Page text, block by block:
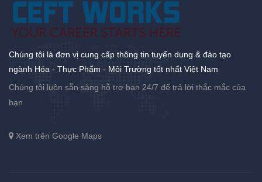
Chúng tôi là đơn vị cung cấp thông tin tuyển dụng & đào tạo
ngành Hóa - Thực Phẩm - Môi Trường tốt nhất Việt Nam
Chúng tôi luôn sẵn sàng hỗ trợ bạn 24/7 để trả lời thắc mắc của
bạn
Xem trên Google Maps